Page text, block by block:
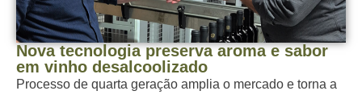
Nova tecnologia preserva aroma e sabor
em vinho desalcoolizado
Processo de quarta geração amplia o mercado e torna a